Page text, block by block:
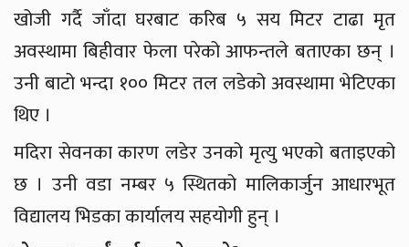
खोजी गर्दै जाँदा घरबाट करिब ५ सय मिटर टाढा मृत
अवस्थामा बिहीवार फेला परेको आफन्तले बताएका छन् ।
उनी बाटो भन्दा १०० मिटर तल लडेको अवस्थामा भेटिएका
थिए ।
मदिरा सेवनका कारण लडेर उनको मृत्यु भएको बताइएको
छ । उनी वडा नम्बर ५ स्थितको मालिकार्जुन आधारभूत
विद्यालय भिडका कार्यालय सहयोगी हुन् ।